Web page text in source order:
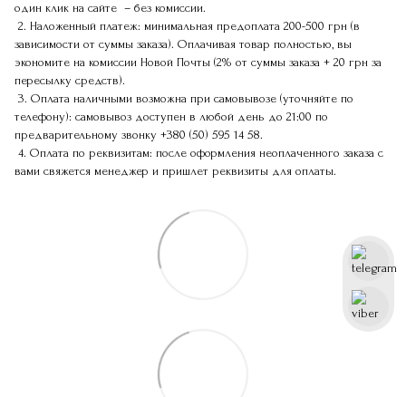
один клик на сайте – без комиссии.
2. Наложенный платеж: минимальная предоплата 200-500 грн (в
зависимости от суммы заказа). Оплачивая товар полностью, вы
экономите на комиссии Новой Почты (2% от суммы заказа + 20 грн за
пересылку средств).
3. Оплата наличными возможна при самовывозе (уточняйте по
телефону): самовывоз доступен в любой день до 21:00 по
предварительному звонку +380 (50) 595 14 58.
4. Оплата по реквизитам: после оформления неоплаченного заказа с
вами свяжется менеджер и пришлет реквизиты для оплаты.